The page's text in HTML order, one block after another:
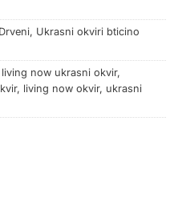
Drveni, Ukrasni okviri bticino
now ukrasni okvir,
, living now okvir, ukrasni